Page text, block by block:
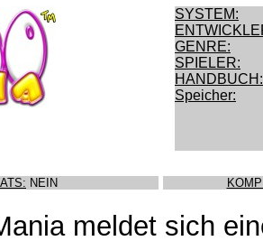
SYSTEM:
GENRE:
SPIELER:
HANDBUCH:
Speicher:
NEIN
meldet sich